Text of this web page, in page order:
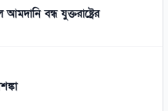
বন্ধ যুক্তরাষ্ট্রের